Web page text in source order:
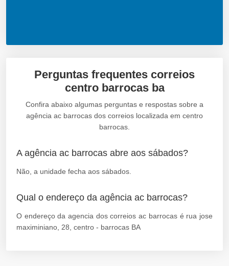
Perguntas frequentes correios
centro barrocas ba
Confira abaixo algumas perguntas e respostas sobre a
agência ac barrocas dos correios localizada em centro
barrocas.
A agência ac barrocas abre aos sábados?
Não, a unidade fecha aos sábados.
Qual o endereço da agência ac barrocas?
O endereço da agencia dos correios ac barrocas é rua jose
maximiniano, 28, centro - barrocas BA